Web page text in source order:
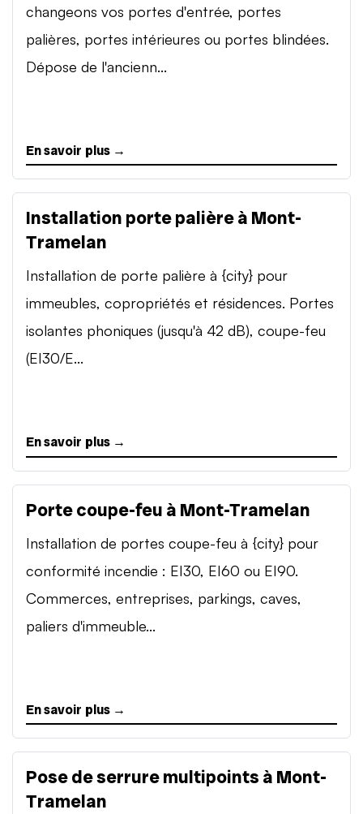
changeons vos portes d'entrée, portes
palières, portes intérieures ou portes blindées.
Dépose de l'ancienn...
En savoir plus →
Installation porte palière à Mont-
Tramelan
Installation de porte palière à {city} pour
immeubles, copropriétés et résidences. Portes
isolantes phoniques (jusqu'à 42 dB), coupe-feu
(EI30/E...
En savoir plus →
Porte coupe-feu à Mont-Tramelan
Installation de portes coupe-feu à {city} pour
conformité incendie : EI30, EI60 ou EI90.
Commerces, entreprises, parkings, caves,
paliers d'immeuble...
En savoir plus →
Pose de serrure multipoints à Mont-
Tramelan